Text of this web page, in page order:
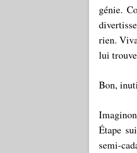
génie.
rien.
lui
Bon,
Étape
semi-